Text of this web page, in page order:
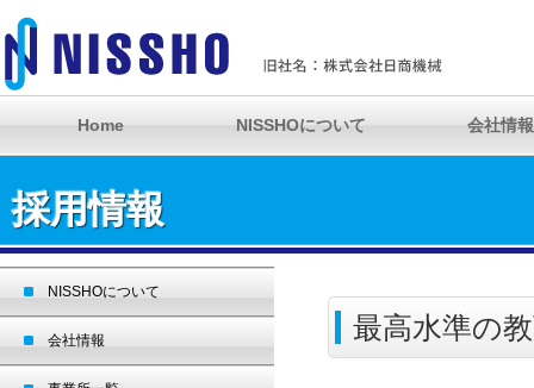
Home NISSHOについて 会社情報
採用情報
NISSHOについて
会社情報 最高水準の